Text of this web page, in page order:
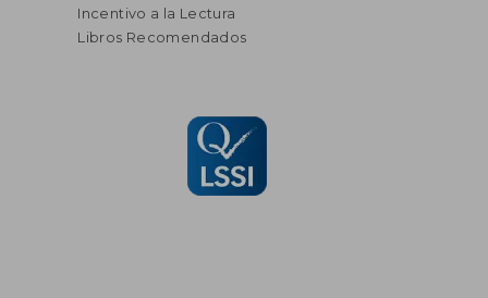
Incentivo a la Lectura
Libros Recomendados